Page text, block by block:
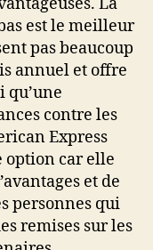
La
est le meilleur
pas beaucoup
annuel et offre
qu’une
contre les
Express
option car elle
et de
personnes qui
remises sur les